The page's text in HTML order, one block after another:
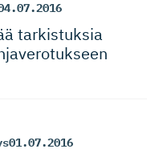
tarkistuksia
01.07.2016